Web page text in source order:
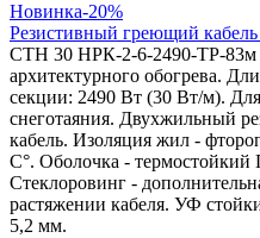
Новинка-20%
Резистивный греющий
СТН 30 НРК-2-6-2490-ТР-83м
архитектурного обогрева.
секции: 2490 Вт (30 Вт/м).
снеготаяния. Двухжильный
кабель. Изоляция жил -
С°. Оболочка -
Стеклоровинг -
растяжении кабеля. УФ
5,2 мм.